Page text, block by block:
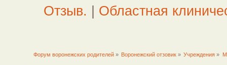
Отзыв. | Областная
Форум воронежских родителей» Воронежский отзовик » Учреждения »